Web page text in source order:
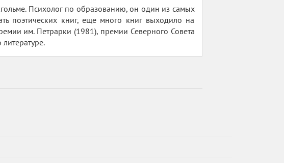
Психолог по образованию, он один из самых
поэтических книг, еще много книг выходило на
им. Петрарки (1981), премии Северного Совета